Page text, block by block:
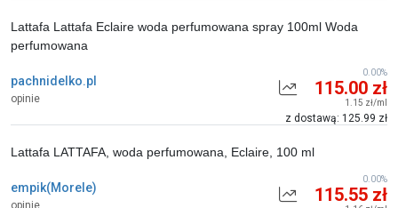
pachnidelko.pl
opinie
Lattafa Lattafa Eclaire woda perfumowana spray 100ml Woda
perfumowana
115.00 zł
1.15 zł/ml
z dostawą: 125.99 zł
0.00%
empik(Morele)
opinie
Lattafa LATTAFA, woda perfumowana, Eclaire, 100 ml
115.55 zł
0.00%